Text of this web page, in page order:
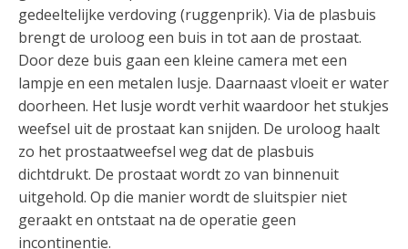
gedeeltelijke verdoving (ruggenprik). Via de plasbuis
brengt de uroloog een buis in tot aan de prostaat.
Door deze buis gaan een kleine camera met een
lampje en een metalen lusje. Daarnaast vloeit er water
doorheen. Het lusje wordt verhit waardoor het stukjes
weefsel uit de prostaat kan snijden. De uroloog haalt
zo het prostaatweefsel weg dat de plasbuis
dichtdrukt. De prostaat wordt zo van binnenuit
uitgehold. Op die manier wordt de sluitspier niet
geraakt en ontstaat na de operatie geen
incontinentie.